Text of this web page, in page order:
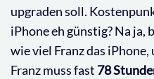
upgraden soll.
iPhone eh günstig? Na
wie viel Franz das
Franz muss fast 78